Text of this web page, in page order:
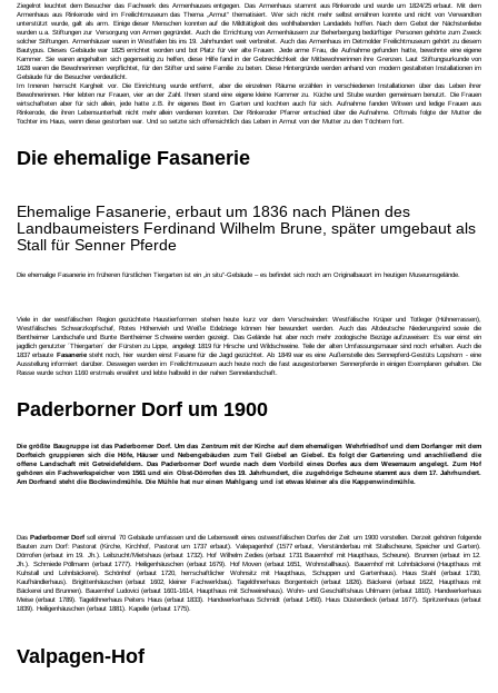
Ziegelrot leuchtet dem Besucher das Fachwerk des Armenhauses entgegen. Das Armenhaus stammt aus Rinkerode und wurde um 1824/25 erbaut. Mit dem
Armenhaus aus Rinkerode wird im Freilichtmuseum das Thema „Armut“ thematisiert. Wer sich nicht mehr selbst ernähren konnte und nicht von Verwandten
unterstützt wurde, galt als arm. Einige dieser Menschen konnten auf die Mildtätigkeit des wohlhabenden Landadels hoffen. Nach dem Gebot der Nächstenliebe
wurden u.a. Stiftungen zur Versorgung von Armen gegründet. Auch die Errichtung von Armenhäusern zur Beherbergung bedürftiger Personen gehörte zum Zweck
solcher Stiftungen. Armenhäuser waren in Westfalen bis ins 19. Jahrhundert weit verbreitet. Auch das Armenhaus im Detmolder Freilichtmuseum gehört zu diesem
Bautypus. Dieses Gebäude war 1825 errichtet worden und bot Platz für vier alte Frauen. Jede arme Frau, die Aufnahme gefunden hatte, bewohnte eine eigene
Kammer. Sie waren angehalten sich gegenseitig zu helfen, diese Hilfe fand in der Gebrechlichkeit der Mitbewohnerinnen ihre Grenzen. Laut Stiftungsurkunde von
1628 waren die Bewohnerinnen verpflichtet, für den Stifter und seine Familie zu beten. Diese Hintergründe werden anhand von modern gestalteten Installationen im
Gebäude für die Besucher verdeutlicht.
Im Inneren herrscht Kargheit vor. Die Einrichtung wurde entfernt, aber die einzelnen Räume erzählen in verschiedenen Installationen über das Leben ihrer
Bewohnerinnen. Hier lebten nur Frauen, vier an der Zahl. Ihnen stand eine eigene kleine Kammer zu. Küche und Stube wurden gemeinsam benutzt. Die Frauen
wirtschafteten aber für sich allein, jede hatte z.B. ihr eigenes Beet im Garten und kochten auch für sich. Aufnahme fanden Witwen und ledige Frauen aus
Rinkerode, die ihren Lebensunterhalt nicht mehr allein verdienen konnten. Der Rinkeroder Pfarrer entschied über die Aufnahme. Oftmals folgte der Mutter die
Tochter ins Haus, wenn diese gestorben war. Und so setzte sich offensichtlich das Leben in Armut von der Mutter zu den Töchtern fort.
Die ehemalige Fasanerie
Ehemalige Fasanerie, erbaut um 1836 nach Plänen des
Landbaumeisters Ferdinand Wilhelm Brune, später umgebaut als
Stall für Senner Pferde
Die ehemalige Fasanerie im früheren fürstlichen Tiergarten ist ein „in situ“-Gebäude – es befindet sich noch am Originalbauort im heutigen Museumsgelände.
Viele in der westfälischen Region gezüchtete Haustierformen stehen heute kurz vor dem Verschwinden: Westfälische Krüper und Totleger (Hühnerrassen),
Westfälisches Schwarzkopfschaf, Rotes Höhenvieh und Weiße Edelziege können hier bewundert werden. Auch das Altdeutsche Niederungsrind sowie die
Bentheimer Landschafe und Bunte Bentheimer Schweine werden gezeigt. Das Gelände hat aber noch mehr zoologische Bezüge aufzuweisen: Es war einst ein
jagdlich genutzter ´Thiergarten´ der Fürsten zu Lippe, angelegt 1819 für Hirsche und Wildschweine. Teile der alten Umfassungsmauer sind noch erhalten. Auch die
1837 erbaute Fasaneriesteht noch, hier wurden einst Fasane für die Jagd gezüchtet. Ab 1849 war es eine Außenstelle des Sennepferd-Gestüts Lopshorn - eine
Ausstellung informiert darüber. Deswegen werden im Freilichtmuseum auch heute noch die fast ausgestorbenen Sennerpferde in einigen Exemplaren gehalten. Die
Rasse wurde schon 1160 erstmals erwähnt und lebte halbwild in der nahen Sennelandschaft.
Paderborner Dorf um 1900
Die größte Baugruppe ist das Paderborner Dorf. Um das Zentrum mit der Kirche auf dem ehemaligen Wehrfriedhof und dem Dorfanger mit dem
Dorfteich gruppieren sich die Höfe, Häuser und Nebengebäuden zum Teil Giebel an Giebel. Es folgt der Gartenring und anschließend die
offene Landschaft mit Getreidefeldern. Das Paderborner Dorf wurde nach dem Vorbild eines Dorfes aus dem Weserraum angelegt. Zum Hof
gehören ein Fachwerkspeicher von 1561 und ein Obst-Dörrofen des 19. Jahrhundert, die zugehörige Scheune stammt aus dem 17. Jahrhundert.
Am Dorfrand steht die Bockwindmühle. Die Mühle hat nur einen Mahlgang und ist etwas kleiner als die Kappenwindmühle.
DasPaderborner Dorf soll einmal 70 Gebäude umfassen und die Lebenswelt eines ostwestfälischen Dorfes der Zeit um 1900 vorstellen. Derzeit gehören folgende
Bauten zum Dorf: Pastorat (Kirche, Kirchhof, Pastorat um 1737 erbaut). Valepagenhof (1577 erbaut, Vierständerbau mit Stallscheune, Speicher und Garten).
Dörrofen (erbaut im 19. Jh.). Leibzucht/Mietshaus (erbaut 1732). Hof Wilhelm Zedies (erbaut 1731 Bauernhof mit Haupthaus, Scheune). Brunnen (erbaut im 12.
Jh.). Schmiede Pöllmann (erbaut 1777). Heiligenhäuschen (erbaut 1679). Hof Moven (erbaut 1651, Wohnstallhaus). Bauernhof mit Lohnbäckerei (Haupthaus mit
Kuhstall und Lohnbäckerei). Schönhof (erbaut 1720, herrschaftlicher Wohnsitz mit Haupthaus, Schuppen und Gartenhaus). Haus Stahl (erbaut 1730,
Kaufhändlerhaus). Brigittenhäuschen (erbaut 1602, kleiner Fachwerkbau). Tagelöhnerhaus Borgenteich (erbaut 1826). Bäckerei (erbaut 1622, Haupthaus mit
Bäckerei und Brunnen). Bauernhof Ludovici (erbaut 1601-1614, Haupthaus mit Schweinehaus). Wohn- und Geschäftshaus Uhlmann (erbaut 1810). Handwerkerhaus
Meise (erbaut 1789). Tagelöhnerhaus Peiters Haus (erbaut 1833). Handwerkerhaus Schmidt (erbaut 1450). Haus Düsterdieck (erbaut 1677). Spritzenhaus (erbaut
1839). Heiligenhäuschen (erbaut 1881). Kapelle (erbaut 1775).
Valpagen-Hof